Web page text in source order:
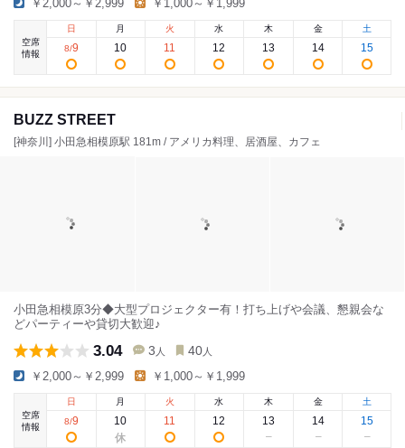
￥2,000～￥2,999 ￥1,000～￥1,999
空席
情報
日
8/9
月
10
火
11
水
12
木
13
金
14
土
15
BUZZ STREET
[神奈川] 小田急相模原駅 181m / アメリカ料理、居酒屋、カフェ
小田急相模原3分◆大型プロジェクター有！打ち上げや会議、懇親会な
どパーティーや貸切大歓迎♪
3.04 3 人 40 人
￥2,000～￥2,999 ￥1,000～￥1,999
空席
情報
日
8/9
月
10
火
11
水
12
木
13
金
14
土
15